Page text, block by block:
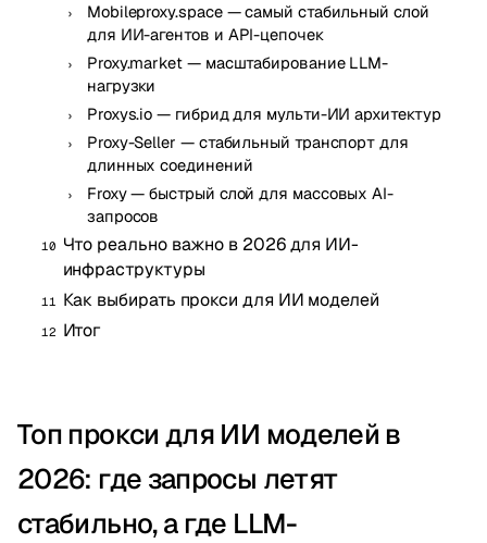
Mobileproxy.space — самый стабильный слой
для ИИ-агентов и API-цепочек
Proxy.market — масштабирование LLM-
нагрузки
Proxys.io — гибрид для мульти-ИИ архитектур
Proxy-Seller — стабильный транспорт для
длинных соединений
Froxy — быстрый слой для массовых AI-
запросов
Что реально важно в 2026 для ИИ-
инфраструктуры
Как выбирать прокси для ИИ моделей
Итог
Топ прокси для ИИ моделей в
2026: где запросы летят
стабильно, а где LLM-